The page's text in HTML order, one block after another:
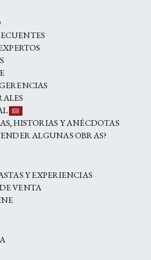
HISTORIAS Y ANÉCDOTAS
ALGUNAS OBRAS?
Y EXPERIENCIAS
VENTA